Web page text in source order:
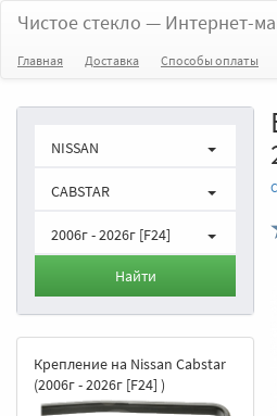
Чистое стекло — Интернет-
Главная Доставка Способы оплаты
NISSAN
CABSTAR
2006г - 2026г [F24]
Найти
Крепление на Nissan Cabstar
(2006г - 2026г [F24] )